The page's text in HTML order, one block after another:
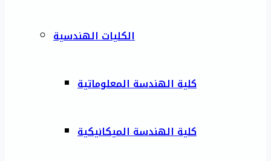
الكليات الهندسية
كلية الهندسة المعلوماتية
كلية الهندسة الميكانيكية